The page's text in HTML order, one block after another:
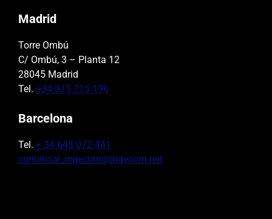
Madrid
Torre Ombú
C/ Ombú, 3 – Planta 12
28045 Madrid
Tel. +34 915 715 196
Barcelona
Tel. + 34 648 072 441
comercial_ingecom@ingecom.net